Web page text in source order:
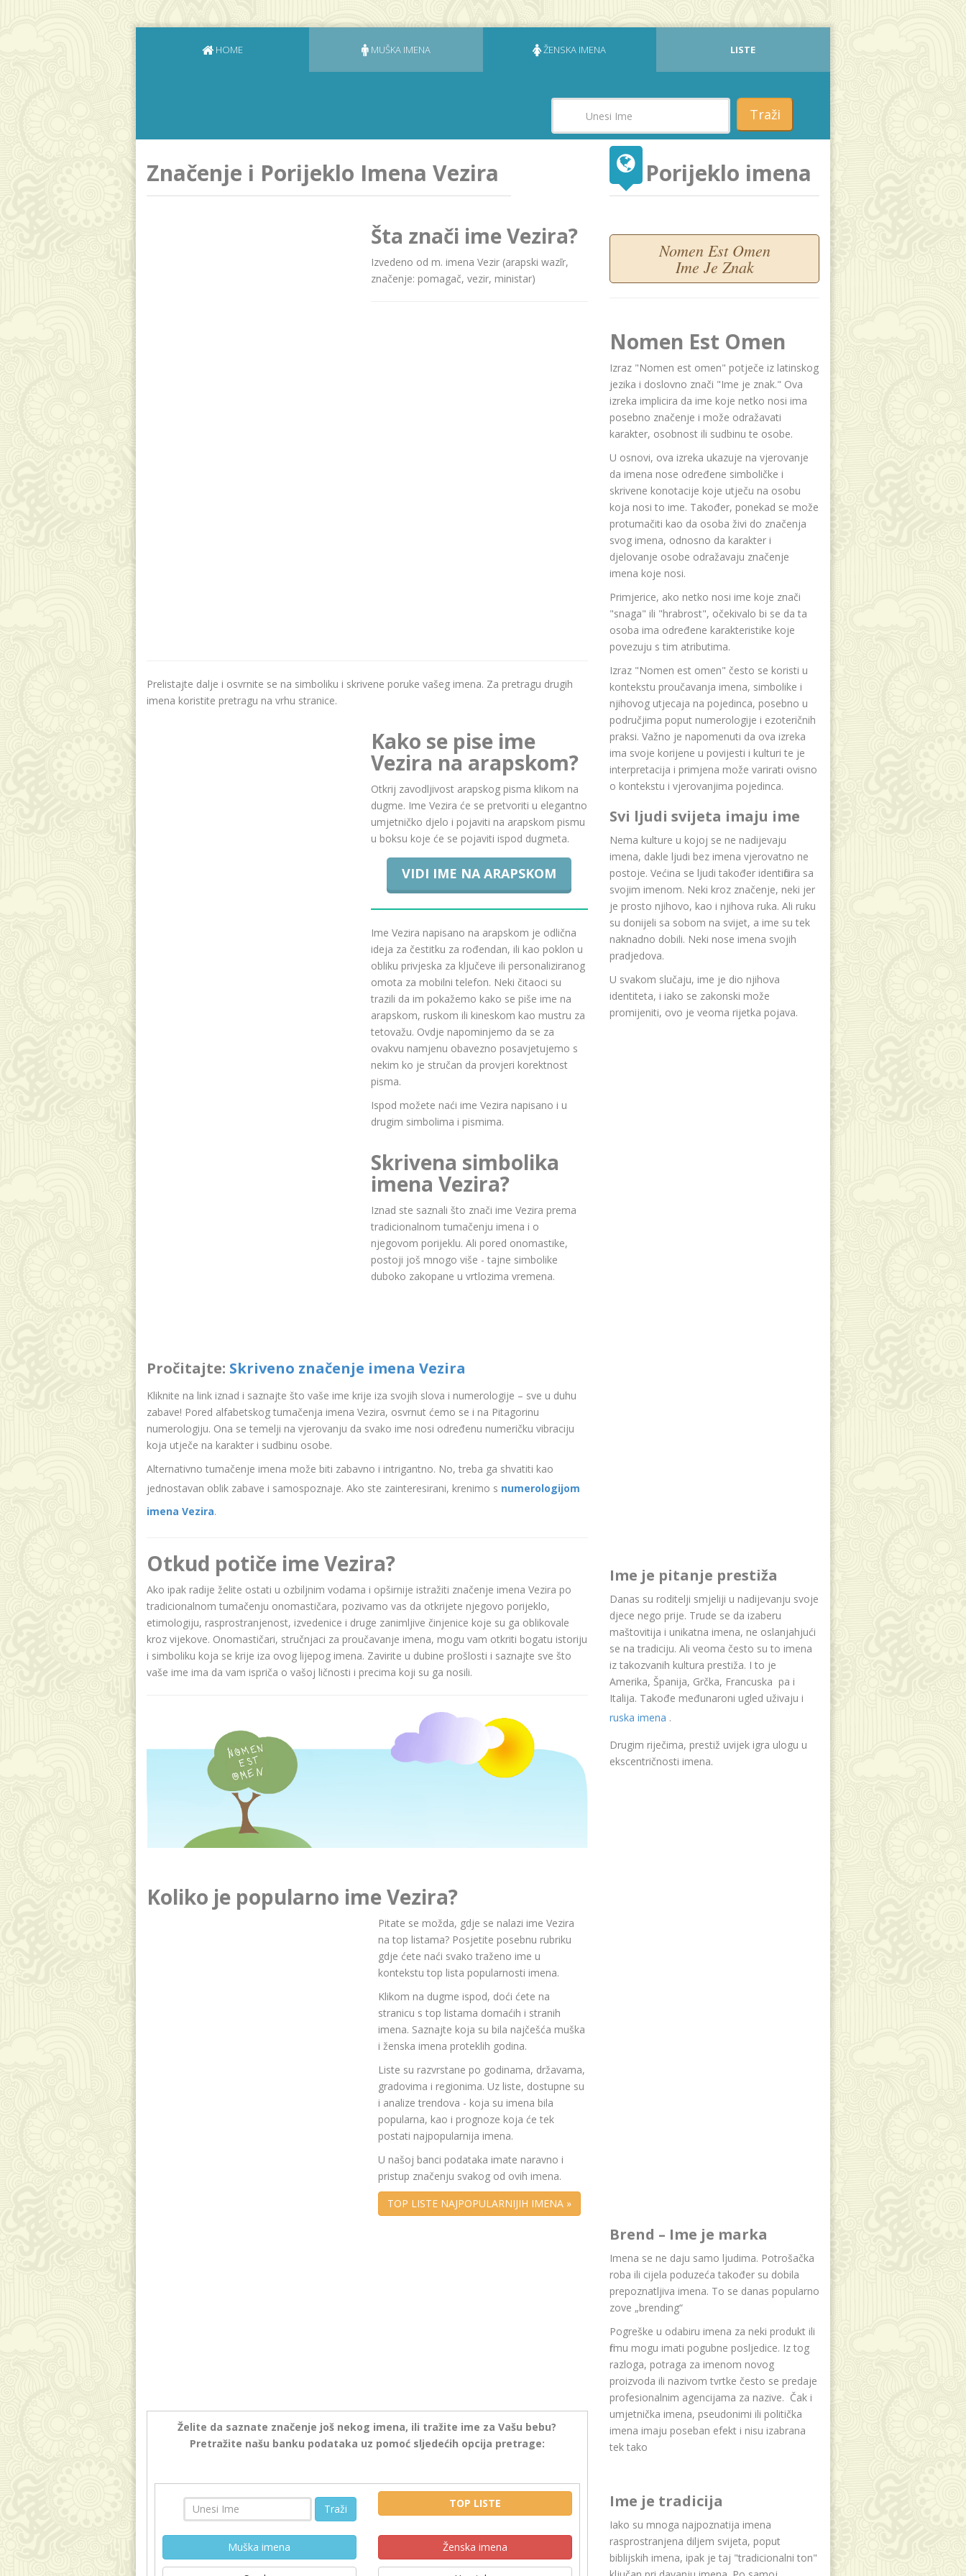
HOME MUŠKA IMENA ŽENSKA IMENA LISTE
Traži
Značenje i Porijeklo Imena Vezira
Šta znači ime Vezira?
Izvedeno od m. imena Vezir (arapski wazīr,
značenje: pomagač, vezir, ministar)
Prelistajte dalje i osvrnite se na simboliku i skrivene poruke vašeg imena. Za pretragu drugih
imena koristite pretragu na vrhu stranice.
Kako se pise ime
Vezira na arapskom?
Otkrij zavodljivost arapskog pisma klikom na
dugme. Ime Vezira će se pretvoriti u elegantno
umjetničko djelo i pojaviti na arapskom pismu
u boksu koje će se pojaviti ispod dugmeta.
VIDI IME NA ARAPSKOM
Ime Vezira napisano na arapskom je odlična
ideja za čestitku za rođendan, ili kao poklon u
obliku privjeska za ključeve ili personaliziranog
omota za mobilni telefon. Neki čitaoci su
trazili da im pokažemo kako se piše ime na
arapskom, ruskom ili kineskom kao mustru za
tetovažu. Ovdje napominjemo da se za
ovakvu namjenu obavezno posavjetujemo s
nekim ko je stručan da provjeri korektnost
pisma.
Ispod možete naći ime Vezira napisano i u
drugim simbolima i pismima.
Skrivena simbolika
imena Vezira?
Iznad ste saznali što znači ime Vezira prema
tradicionalnom tumačenju imena i o
njegovom porijeklu. Ali pored onomastike,
postoji još mnogo više - tajne simbolike
duboko zakopane u vrtlozima vremena.
Pročitajte: Skriveno značenje imena Vezira
Kliknite na link iznad i saznajte što vaše ime krije iza svojih slova i numerologije – sve u duhu
zabave! Pored alfabetskog tumačenja imena Vezira, osvrnut ćemo se i na Pitagorinu
numerologiju. Ona se temelji na vjerovanju da svako ime nosi određenu numeričku vibraciju
koja utječe na karakter i sudbinu osobe.
Alternativno tumačenje imena može biti zabavno i intrigantno. No, treba ga shvatiti kao
jednostavan oblik zabave i samospoznaje. Ako ste zainteresirani, krenimo s numerologijom
imena Vezira.
Otkud potiče ime Vezira?
Ako ipak radije želite ostati u ozbiljnim vodama i opširnije istražiti značenje imena Vezira po
tradicionalnom tumačenju onomastičara, pozivamo vas da otkrijete njegovo porijeklo,
etimologiju, rasprostranjenost, izvedenice i druge zanimljive činjenice koje su ga oblikovale
kroz vijekove. Onomastičari, stručnjaci za proučavanje imena, mogu vam otkriti bogatu istoriju
i simboliku koja se krije iza ovog lijepog imena. Zavirite u dubine prošlosti i saznajte sve što
vaše ime ima da vam ispriča o vašoj ličnosti i precima koji su ga nosili.
Koliko je popularno ime Vezira?
Pitate se možda, gdje se nalazi ime Vezira
na top listama? Posjetite posebnu rubriku
gdje ćete naći svako traženo ime u
kontekstu top lista popularnosti imena.
Klikom na dugme ispod, doći ćete na
stranicu s top listama domaćih i stranih
imena. Saznajte koja su bila najčešća muška
i ženska imena proteklih godina.
Liste su razvrstane po godinama, državama,
gradovima i regionima. Uz liste, dostupne su
i analize trendova - koja su imena bila
popularna, kao i prognoze koja će tek
postati najpopularnija imena.
U našoj banci podataka imate naravno i
pristup značenju svakog od ovih imena.
TOP LISTE NAJPOPULARNIJIH IMENA »
Želite da saznate značenje još nekog imena, ili tražite ime za Vašu bebu?
Pretražite našu banku podataka uz pomoć sljedećih opcija pretrage:
Traži TOP LISTE
Muška imena Ženska imena
Porijeklo imena
Nomen Est Omen
Ime Je Znak
Nomen Est Omen
Izraz "Nomen est omen" potječe iz latinskog
jezika i doslovno znači "Ime je znak." Ova
izreka implicira da ime koje netko nosi ima
posebno značenje i može odražavati
karakter, osobnost ili sudbinu te osobe.
U osnovi, ova izreka ukazuje na vjerovanje
da imena nose određene simboličke i
skrivene konotacije koje utječu na osobu
koja nosi to ime. Također, ponekad se može
protumačiti kao da osoba živi do značenja
svog imena, odnosno da karakter i
djelovanje osobe odražavaju značenje
imena koje nosi.
Primjerice, ako netko nosi ime koje znači
"snaga" ili "hrabrost", očekivalo bi se da ta
osoba ima određene karakteristike koje
povezuju s tim atributima.
Izraz "Nomen est omen" često se koristi u
kontekstu proučavanja imena, simbolike i
njihovog utjecaja na pojedinca, posebno u
područjima poput numerologije i ezoteričnih
praksi. Važno je napomenuti da ova izreka
ima svoje korijene u povijesti i kulturi te je
interpretacija i primjena može varirati ovisno
o kontekstu i vjerovanjima pojedinca.
Svi ljudi svijeta imaju ime
Nema kulture u kojoj se ne nadijevaju
imena, dakle ljudi bez imena vjerovatno ne
postoje. Većina se ljudi također identificira sa
svojim imenom. Neki kroz značenje, neki jer
je prosto njihovo, kao i njihova ruka. Ali ruku
su donijeli sa sobom na svijet, a ime su tek
naknadno dobili. Neki nose imena svojih
pradjedova.
U svakom slučaju, ime je dio njihova
identiteta, i iako se zakonski može
promijeniti, ovo je veoma rijetka pojava.
Ime je pitanje prestiža
Danas su roditelji smjeliji u nadijevanju svoje
djece nego prije. Trude se da izaberu
maštovitija i unikatna imena, ne oslanjahjući
se na tradiciju. Ali veoma često su to imena
iz takozvanih kultura prestiža. I to je
Amerika, Španija, Grčka, Francuska pa i
Italija. Takođe međunaroni ugled uživaju i
ruska imena .
Drugim riječima, prestiž uvijek igra ulogu u
ekscentričnosti imena.
Brend – Ime je marka
Imena se ne daju samo ljudima. Potrošačka
roba ili cijela poduzeća također su dobila
prepoznatljiva imena. To se danas popularno
zove „brending“
Pogreške u odabiru imena za neki produkt ili
firmu mogu imati pogubne posljedice. Iz tog
razloga, potraga za imenom novog
proizvoda ili nazivom tvrtke često se predaje
profesionalnim agencijama za nazive. Čak i
umjetnička imena, pseudonimi ili politička
imena imaju poseban efekt i nisu izabrana
tek tako
Ime je tradicija
Iako su mnoga najpoznatija imena
rasprostranjena diljem svijeta, poput
biblijskih imena, ipak je taj "tradicionalni ton"